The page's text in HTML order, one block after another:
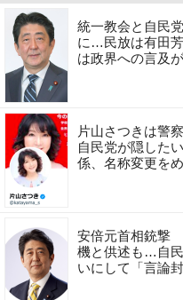
統一教会と自民
に…民放は有田
は政界への言及
片山さつきは警
自民党が隠した
係、名称変更を
安倍元首相銃撃
機と供述も…自
いにして「言論